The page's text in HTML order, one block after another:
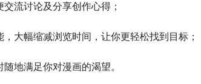
流讨论及分享创作心得；
大幅缩减浏览时间，让你更轻松找到目标；
地满足你对漫画的渴望。